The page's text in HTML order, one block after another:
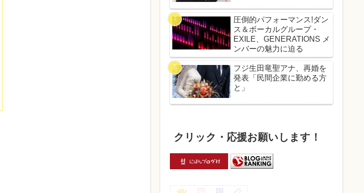
圧倒的パフォーマンス!ダン
ス＆ボーカルグループ・
EXILE、GENERATIONS メ
ンバーの魅力に迫る
フジ生田竜聖アナ、再婚を
発表「民間企業に勤める方
と」
クリック・応援お願いします！